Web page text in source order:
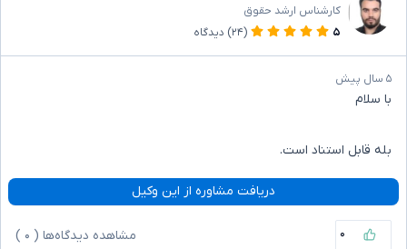
کارشناس ارشد حقوق
۵
(۲۴) دیدگاه
۵ سال پیش
با سلام
بله قابل استناد است.
دریافت مشاوره از این وکیل
۰ مشاهده دیدگاه‌ها ( ۰